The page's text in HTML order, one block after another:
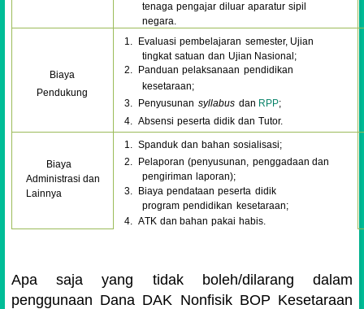
tenaga pengajar diluar aparatur sipil
negara.
Biaya
Pendukung
1. Evaluasi pembelajaran semester, Ujian
tingkat satuan dan Ujian Nasional;
2.
Panduan pelaksanaan pendidikan
kesetaraan;
3.
Penyusunan syllabus dan RPP;
4. Absensi peserta didik dan Tutor.
Biaya
Administrasi dan
Lainnya
1. Spanduk dan bahan sosialisasi;
2.
Pelaporan (penyusunan,
penggadaan dan
pengiriman laporan);
3. Biaya pendataan peserta didik
program pendidikan kesetaraan;
4. ATK dan bahan pakai habis.
Apa saja yang tidak boleh/dilarang dalam
penggunaan Dana DAK Nonfisik BOP Kesetaraan